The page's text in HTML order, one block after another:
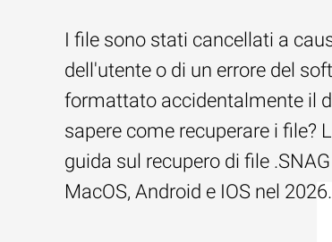
I file sono stati cancellati a
dell'utente o di un errore del
formattato accidentalmente il
sapere come recuperare i file?
guida sul recupero di file
MacOS, Android e IOS nel 2026.